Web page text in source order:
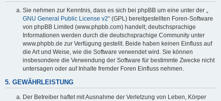
Sie nehmen zur Kenntnis, dass es sich bei phpBB um eine unter der „
GNU General Public License v2“ (GPL) bereitgestellten Foren-Software
von phpBB Limited (www.phpbb.com) handelt; deutschsprachige
Informationen werden durch die deutschsprachige Community unter
www.phpbb.de zur Verfügung gestellt. Beide haben keinen Einfluss auf
die Art und Weise, wie die Software verwendet wird. Sie können
insbesondere die Verwendung der Software für bestimmte Zwecke nicht
untersagen oder auf Inhalte fremder Foren Einfluss nehmen.
5. GEWÄHRLEISTUNG
Der Betreiber haftet mit Ausnahme der Verletzung von Leben, Körper